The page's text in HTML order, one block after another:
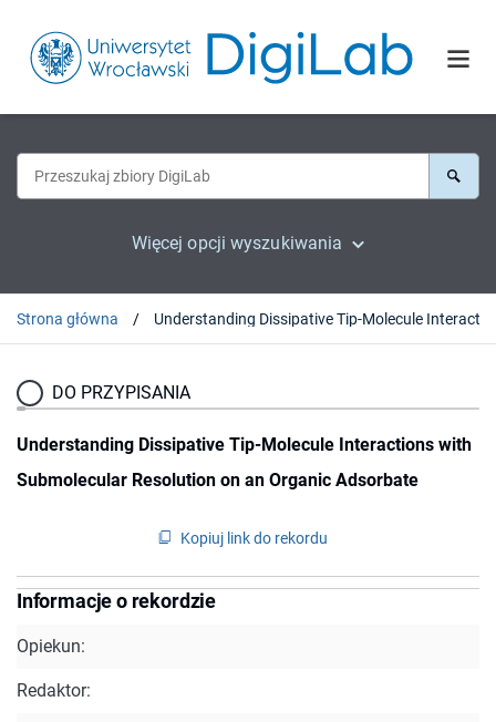
Więcej opcji wyszukiwania
Strona główna
DO PRZYPISANIA
Understanding Dissipative Tip-Molecule Interactions with
Submolecular Resolution on an Organic Adsorbate
Kopiuj link do rekordu
Informacje o rekordzie
Opiekun:
Redaktor: